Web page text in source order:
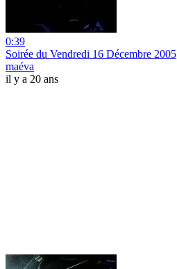
0:39
Soirée du Vendredi 16 Décembre 2005
maéva
il y a 20 ans